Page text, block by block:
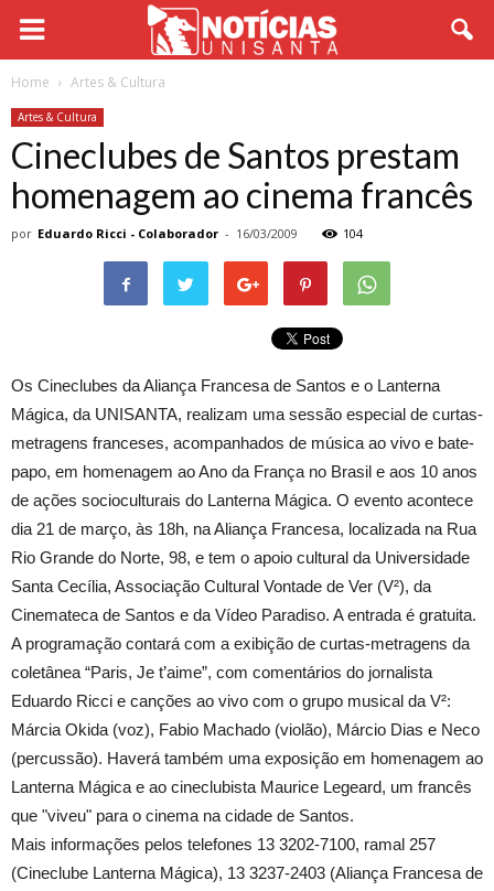
Home Artes & Cultura
Artes & Cultura
Cineclubes de Santos prestam
homenagem ao cinema francês
por Eduardo Ricci - Colaborador - 16/03/2009 104
Os Cineclubes da Aliança Francesa de Santos e o Lanterna
Mágica, da UNISANTA, realizam uma sessão especial de curtas-
metragens franceses, acompanhados de música ao vivo e bate-
papo, em homenagem ao Ano da França no Brasil e aos 10 anos
de ações socioculturais do Lanterna Mágica. O evento acontece
dia 21 de março, às 18h, na Aliança Francesa, localizada na Rua
Rio Grande do Norte, 98, e tem o apoio cultural da Universidade
Santa Cecília, Associação Cultural Vontade de Ver (V²), da
Cinemateca de Santos e da Vídeo Paradiso. A entrada é gratuita.
A programação contará com a exibição de curtas-metragens da
coletânea “Paris, Je t’aime”, com comentários do jornalista
Eduardo Ricci e canções ao vivo com o grupo musical da V²:
Márcia Okida (voz), Fabio Machado (violão), Márcio Dias e Neco
(percussão). Haverá também uma exposição em homenagem ao
Lanterna Mágica e ao cineclubista Maurice Legeard, um francês
que "viveu" para o cinema na cidade de Santos.
Mais informações pelos telefones 13 3202-7100, ramal 257
(Cineclube Lanterna Mágica), 13 3237-2403 (Aliança Francesa de